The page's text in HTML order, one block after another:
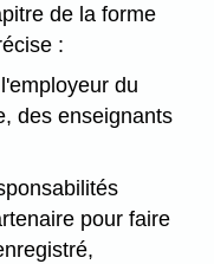
de la forme
:
du
des enseignants
pour faire